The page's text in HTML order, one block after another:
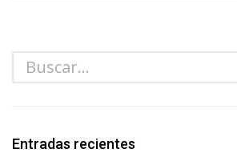
Entradas recientes